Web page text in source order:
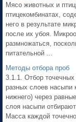
Мясо животных и
птицекомбинатах,
него в результате
после их убоя.
размножаться,
питательной ...
Методы отбора проб
3.1.1. Отбор точечных
разных слоев насыпи
нижнего) через
слоя насыпи
Масса каждой